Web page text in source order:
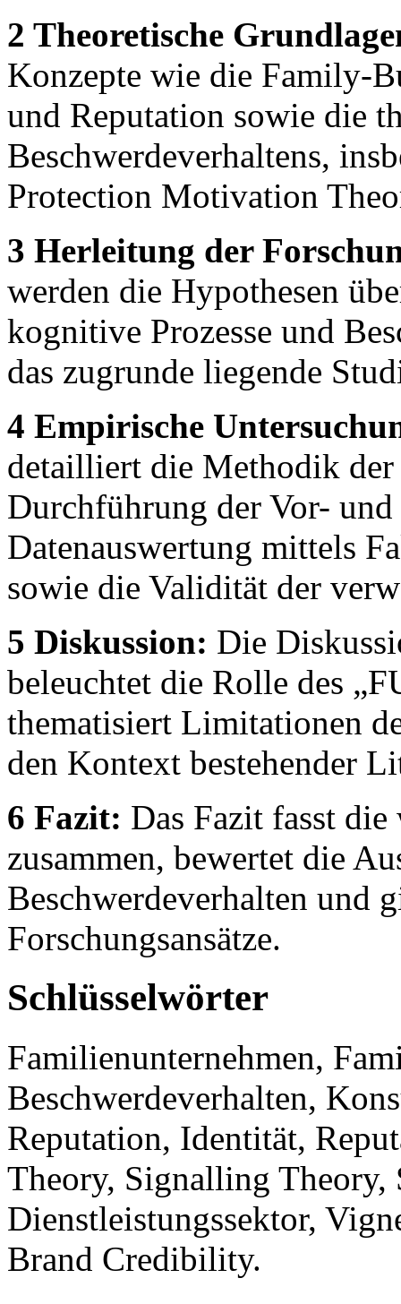
2 Theoretische
Konzepte wie die Family-
und Reputation sowie die
Beschwerdeverhaltens,
Protection Motivation
3 Herleitung der
werden die Hypothesen
kognitive Prozesse und
das zugrunde liegende
4 Empirische
detailliert die Methodik
Durchführung der Vor-
Datenauswertung mittels
sowie die Validität der
5 Diskussion: Die
beleuchtet die Rolle des
thematisiert Limitationen
den Kontext bestehender
6 Fazit: Das Fazit fasst
zusammen, bewertet die
Beschwerdeverhalten und
Forschungsansätze.
Schlüsselwörter
Familienunternehmen,
Beschwerdeverhalten,
Reputation, Identität,
Theory, Signalling Theory,
Dienstleistungssektor,
Brand Credibility.